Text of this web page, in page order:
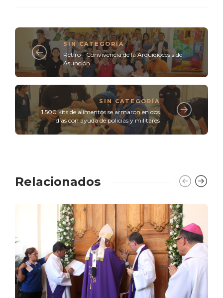
SIN CATEGORÍA
Retiro - Convivencia de la Arquidiócesis de
Asunción
SIN CATEGORÍA
1.500 kits de alimentos se armaron en dos
días con ayuda de policías y militares
Relacionados